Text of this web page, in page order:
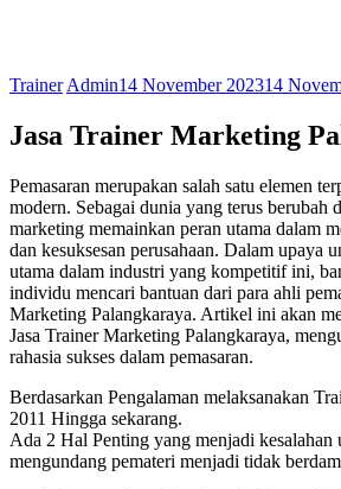
Trainer Admin14 November 202314
Jasa Trainer Marketing
Pemasaran merupakan salah satu elemen
modern. Sebagai dunia yang terus berubah
marketing memainkan peran utama dalam
dan kesuksesan perusahaan. Dalam upaya
utama dalam industri yang kompetitif ini,
individu mencari bantuan dari para ahli
Marketing Palangkaraya. Artikel ini akan
Jasa Trainer Marketing Palangkaraya,
rahasia sukses dalam pemasaran.
Berdasarkan Pengalaman melaksanakan
2011 Hingga sekarang.
Ada 2 Hal Penting yang menjadi kesalahan
mengundang pemateri menjadi tidak